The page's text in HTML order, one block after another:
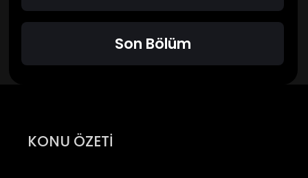
Son Bölüm
KONU ÖZETİ